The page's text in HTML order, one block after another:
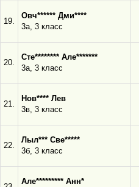
19.
Овч****** Дми****
3а, 3 класс
20.
Сте******** Але*******
3а, 3 класс
21.
Нов**** Лев
3в, 3 класс
22.
Лыл*** Све*****
3б, 3 класс
Але********* Анн*